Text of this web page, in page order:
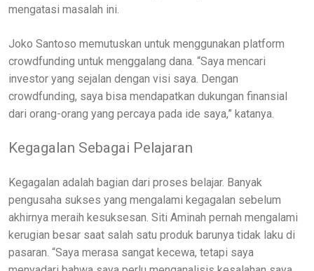
mengatasi masalah ini.
Joko Santoso memutuskan untuk menggunakan platform
crowdfunding untuk menggalang dana. “Saya mencari
investor yang sejalan dengan visi saya. Dengan
crowdfunding, saya bisa mendapatkan dukungan finansial
dari orang-orang yang percaya pada ide saya,” katanya.
Kegagalan Sebagai Pelajaran
Kegagalan adalah bagian dari proses belajar. Banyak
pengusaha sukses yang mengalami kegagalan sebelum
akhirnya meraih kesuksesan. Siti Aminah pernah mengalami
kerugian besar saat salah satu produk barunya tidak laku di
pasaran. “Saya merasa sangat kecewa, tetapi saya